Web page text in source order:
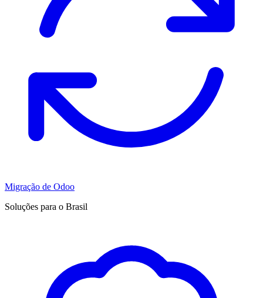
Migração de Odoo
Soluções para o Brasil